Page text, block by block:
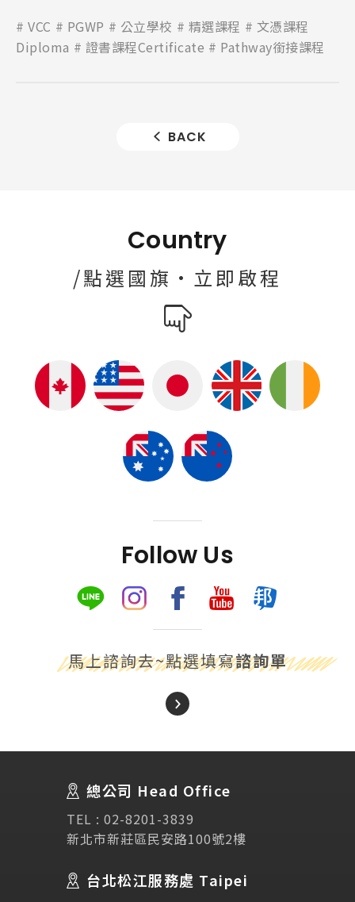
講座活動
Testimonial
VCC PGWP 公立學校 精選課程
文憑課程
Diploma
證書課程Certificate Pathway銜接課程
BACK
Country
/點選國旗·立即啟程
Follow Us
馬上諮詢去~點選填寫諮詢單
總公司 Head Office
TEL : 02-8201-3839
新北市新莊區民安路100號2樓
台北松江服務處 Taipei